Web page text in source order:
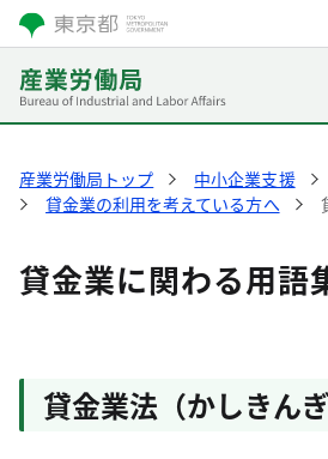
産業労働局トップ 中小企業支援
貸金業の利用を考えている方へ
貸金業に関わる用語
貸金業法（かしきんぎ